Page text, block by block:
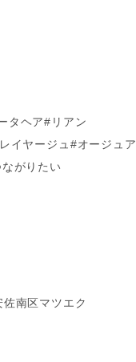
タヘア#リアン
イヤージュ#オージュア
がりたい
南区マツエク